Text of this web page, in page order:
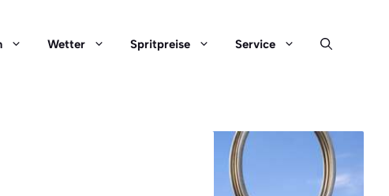
Wetter Spritpreise Service